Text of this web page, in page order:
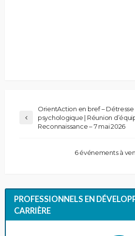
OrientAction en bref – Détresse
psychologique | Réunion
Reconnaissance – 7 mai 2026
6 événements à
PROFESSIONNELS EN
CARRIÈRE